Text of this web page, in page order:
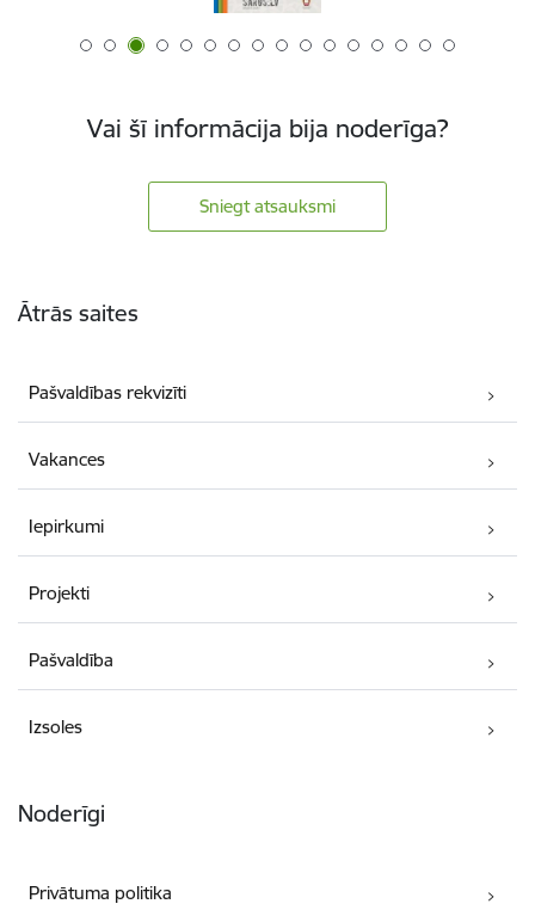
Vai šī informācija bija noderīga?
Sniegt atsauksmi
Ātrās saites
Pašvaldības rekvizīti
Vakances
Iepirkumi
Projekti
Pašvaldība
Izsoles
Noderīgi
Privātuma politika